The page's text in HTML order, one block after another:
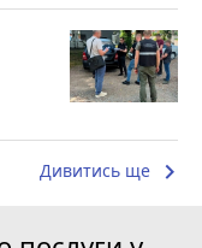
Дивитись ще keyboard_arrow_right